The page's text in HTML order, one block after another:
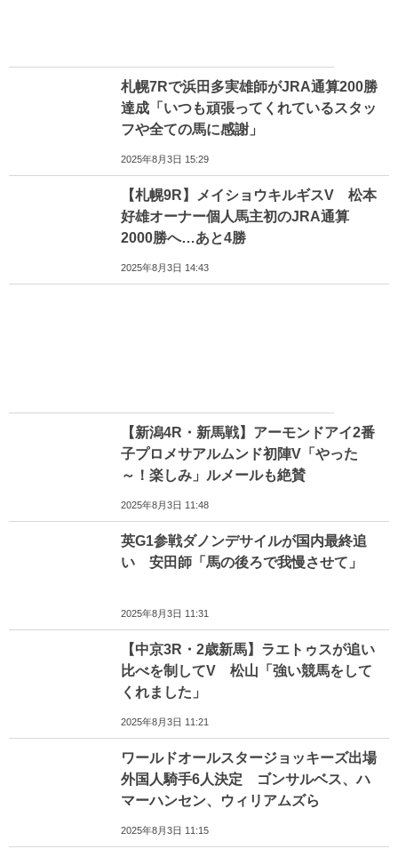
札幌7Rで浜田多実雄師がJRA通算200勝
達成「いつも頑張ってくれているスタッ
フや全ての馬に感謝」
2025年8月3日 15:29
【札幌9R】メイショウキルギスV 松本
好雄オーナー個人馬主初のJRA通算
2000勝へ…あと4勝
2025年8月3日 14:43
【新潟4R・新馬戦】アーモンドアイ2番
子プロメサアルムンド初陣V「やった
～！楽しみ」ルメールも絶賛
2025年8月3日 11:48
英G1参戦ダノンデサイルが国内最終追
い 安田師「馬の後ろで我慢させて」
2025年8月3日 11:31
【中京3R・2歳新馬】ラエトゥスが追い
比べを制してV 松山「強い競馬をして
くれました」
2025年8月3日 11:21
ワールドオールスタージョッキーズ出場
外国人騎手6人決定 ゴンサルベス、ハ
マーハンセン、ウィリアムズら
2025年8月3日 11:15